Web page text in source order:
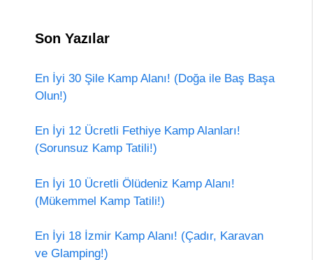
Son Yazılar
En İyi 30 Şile Kamp Alanı! (Doğa ile Baş Başa
Olun!)
En İyi 12 Ücretli Fethiye Kamp Alanları!
(Sorunsuz Kamp Tatili!)
En İyi 10 Ücretli Ölüdeniz Kamp Alanı!
(Mükemmel Kamp Tatili!)
En İyi 18 İzmir Kamp Alanı! (Çadır, Karavan
ve Glamping!)